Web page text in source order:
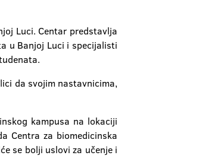
Luci. Centar predstavlja
u Banjoj Luci i specijalisti
da svojim nastavnicima,
kampusa na lokaciji
Centra za biomedicinska
se bolji uslovi za učenje i